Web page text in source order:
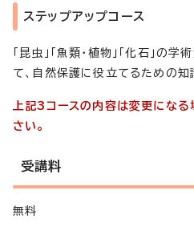
ステップアップコース
「昆虫」「魚類・植物」「化石」の
て、自然保護に役立てるための知
上記3コースの内容は変更になる
さい。
受講料
無料